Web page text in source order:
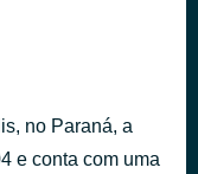
no Paraná, a
e conta com uma